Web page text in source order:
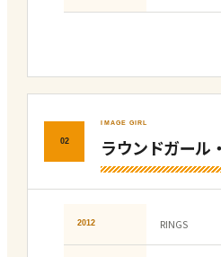
02
IMAGE GIRL
ラウンドガール
2012 RINGS